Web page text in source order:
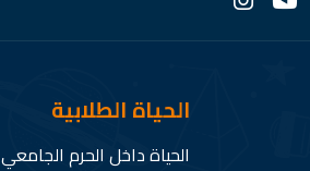
الحياة الطلابية
الحياة داخل الحرم الجامعي